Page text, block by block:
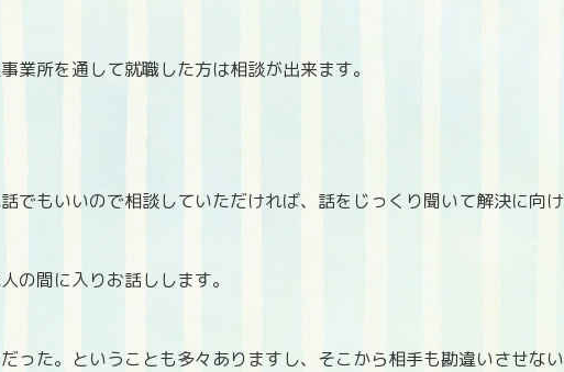
業所を通して就職した方は相談が出来ます。
でもいいので相談していただければ、話をじっくり聞いて解決に向け
の間に入りお話しします。
った。ということも多々ありますし、そこから相手も勘違いさせない